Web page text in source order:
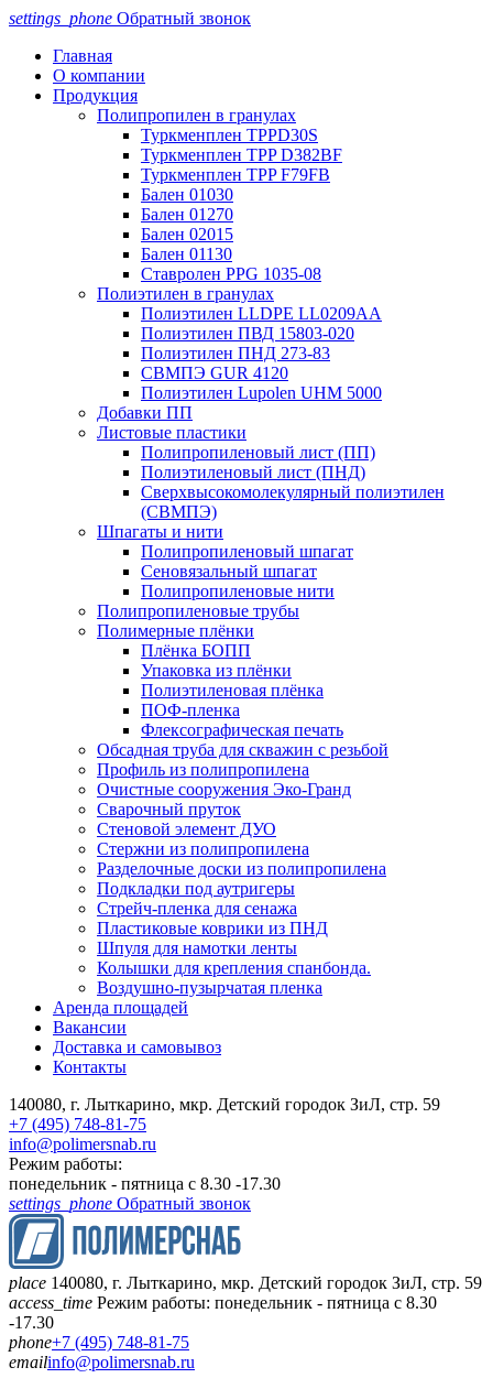
settings_phone Обратный звонок
Главная
О компании
Продукция
Полипропилен в гранулах
Туркменплен TPPD30S
Туркменплен TPP D382BF
Туркменплен TPP F79FB
Бален 01030
Бален 01270
Бален 02015
Бален 01130
Ставролен PPG 1035-08
Полиэтилен в гранулах
Полиэтилен LLDPE LL0209AA
Полиэтилен ПВД 15803-020
Полиэтилен ПНД 273-83
СВМПЭ GUR 4120
Полиэтилен Lupolen UHM 5000
Добавки ПП
Листовые пластики
Полипропиленовый лист (ПП)
Полиэтиленовый лист (ПНД)
Сверхвысокомолекулярный полиэтилен
(СВМПЭ)
Шпагаты и нити
Полипропиленовый шпагат
Сеновязальный шпагат
Полипропиленовые нити
Полипропиленовые трубы
Полимерные плёнки
Плёнка БОПП
Упаковка из плёнки
Полиэтиленовая плёнка
ПОФ-пленка
Флексографическая печать
Обсадная труба для скважин с резьбой
Профиль из полипропилена
Очистные сооружения Эко-Гранд
Сварочный пруток
Стеновой элемент ДУО
Стержни из полипропилена
Разделочные доски из полипропилена
Подкладки под аутригеры
Cтрейч-пленка для сенажа
Пластиковые коврики из ПНД
Шпуля для намотки ленты
Колышки для крепления спанбонда.
Воздушно-пузырчатая пленка
Аренда площадей
Вакансии
Доставка и самовывоз
Контакты
140080, г. Лыткарино, мкр. Детский городок ЗиЛ, стр. 59
+7 (495) 748-81-75
info@polimersnab.ru
Режим работы:
понедельник - пятница с 8.30 -17.30
settings_phone Обратный звонок
place 140080, г. Лыткарино, мкр. Детский городок ЗиЛ, стр. 59
access_time Режим работы: понедельник - пятница с 8.30
-17.30
phone+7 (495) 748-81-75
emailinfo@polimersnab.ru